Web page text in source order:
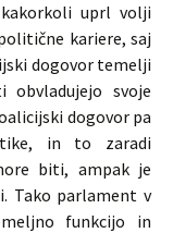
uprl volji
kariere, saj
dogovor temelji
svoje
dogovor pa
in to zaradi
biti, ampak je
Tako parlament v
funkcijo in